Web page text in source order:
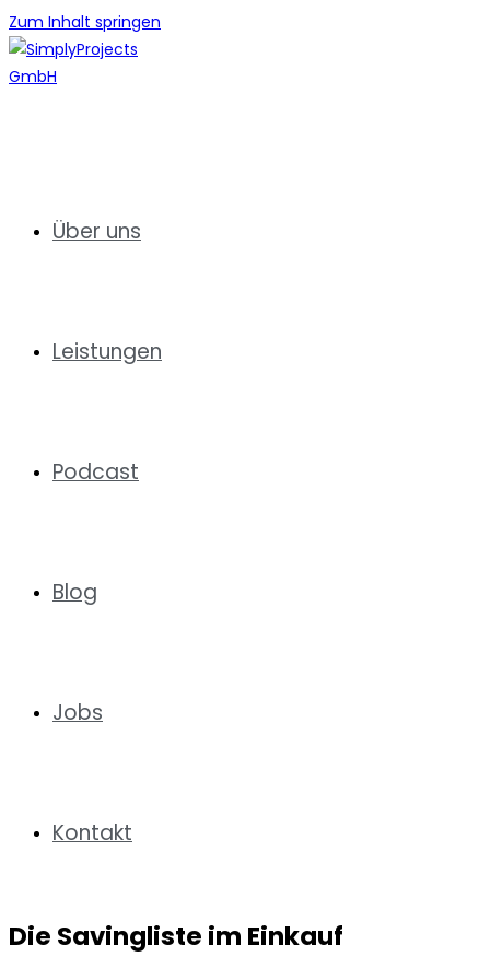
Zum Inhalt springen
Über uns
Leistungen
Podcast
Blog
Jobs
Kontakt
Die Savingliste im Einkauf